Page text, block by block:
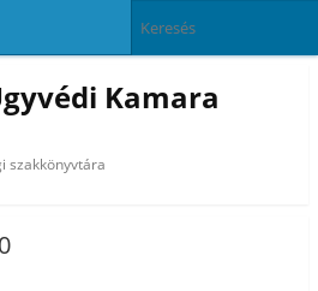
Kamara
szakkönyvtára